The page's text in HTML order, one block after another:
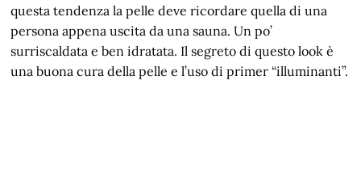
questa tendenza la pelle deve ricordare quella di una
persona appena uscita da una sauna. Un po’
surriscaldata e ben idratata. Il segreto di questo look è
una buona cura della pelle e l’uso di primer “illuminanti”.